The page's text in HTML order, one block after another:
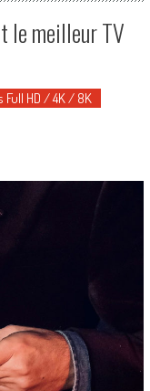
le meilleur TV
Full HD / 4K / 8K